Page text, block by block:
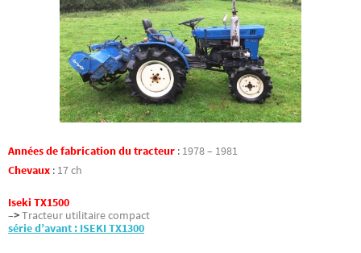
Années de fabrication du tracteur : 1978 – 1981
Chevaux : 17 ch
Iseki TX1500
–>Tracteur utilitaire compact
série d’avant : ISEKI TX1300